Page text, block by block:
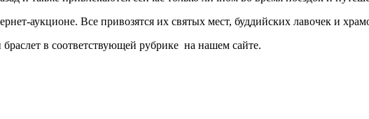
аукционе. Все привозятся их святых мест, буддийских лавочек и
в соответствующей рубрике на нашем сайте.